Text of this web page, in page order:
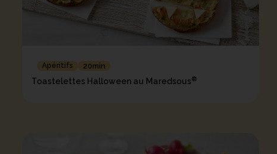
Apéritifs 20min
Toastelettes Halloween au Maredsous®